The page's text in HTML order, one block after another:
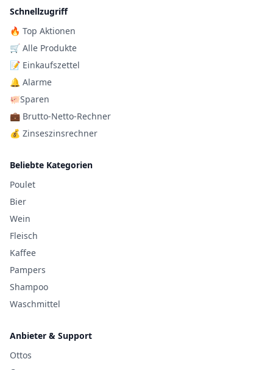
Schnellzugriff
🔥 Top Aktionen
🛒 Alle Produkte
📝 Einkaufszettel
🔔 Alarme
🐖Sparen
💼 Brutto-Netto-Rechner
💰 Zinseszinsrechner
Beliebte Kategorien
Poulet
Bier
Wein
Fleisch
Kaffee
Pampers
Shampoo
Waschmittel
Anbieter & Support
Ottos